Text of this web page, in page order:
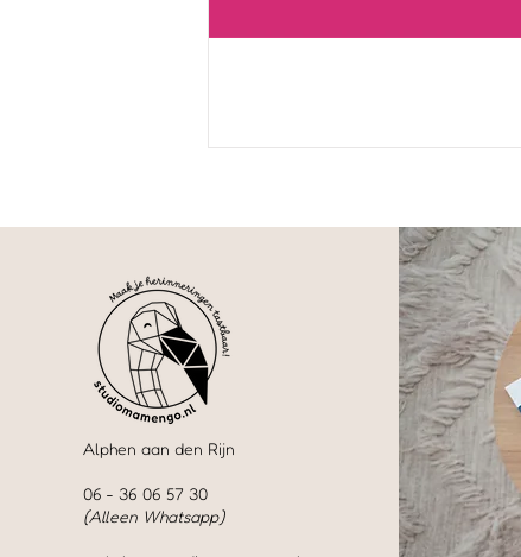
Alphen aan den Rijn
06 - 36 06 57 30
(Alleen Whatsapp)